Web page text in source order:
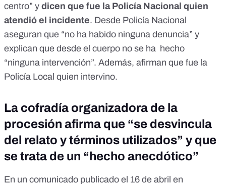
centro” y dicen que fue la Policía Nacional quien
atendió el incidente. Desde Policía Nacional
aseguran que “no ha habido ninguna denuncia” y
explican que desde el cuerpo no se ha hecho
“ninguna intervención”. Además, afirman que fue la
Policía Local quien intervino.
La cofradía organizadora de la
procesión afirma que “se desvincula
del relato y términos utilizados” y que
se trata de un “hecho anecdótico”
En un comunicado publicado el 16 de abril en